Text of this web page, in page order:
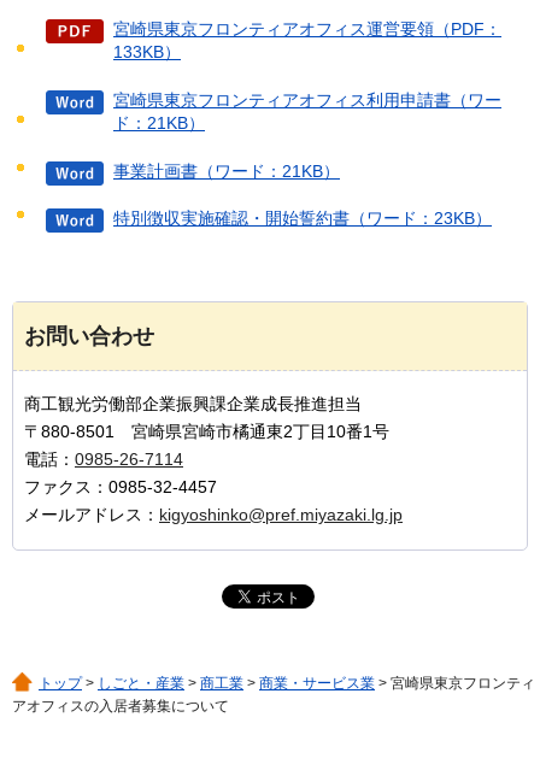
宮崎県東京フロンティアオフィス運営要領（PDF：
133KB）
宮崎県東京フロンティアオフィス利用申請書（ワー
ド：21KB）
事業計画書（ワード：21KB）
特別徴収実施確認・開始誓約書（ワード：23KB）
お問い合わせ
商工観光労働部企業振興課企業成長推進担当
〒880-8501 宮崎県宮崎市橘通東2丁目10番1号
電話： 0985-26-7114
ファクス：0985-32-4457
メールアドレス： kigyoshinko@pref.miyazaki.lg.jp
トップ> しごと・産業 > 商工業 > 商業・サービス業 > 宮崎県東京フロンティ
アオフィスの入居者募集について